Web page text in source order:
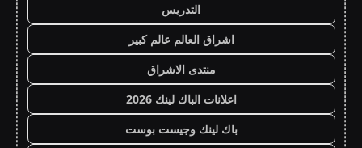
التدريس
اشراق العالم عالم كبير
منتدى الاشراق
اعلانات الباك لينك 2026
باك لينك وجيست بوست